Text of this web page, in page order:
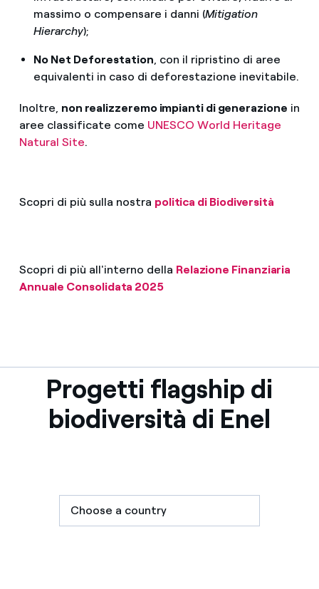
massimo o compensare i danni (Mitigation
Hierarchy);
No Net Deforestation, con il ripristino di aree
equivalenti in caso di deforestazione inevitabile.
Inoltre, non realizzeremo impianti di generazione in
aree classificate come UNESCO World Heritage
Natural Site.
Scopri di più sulla nostra politica di Biodiversità
Scopri di più all'interno della Relazione Finanziaria
Annuale Consolidata 2025
Progetti flagship di
biodiversità di Enel